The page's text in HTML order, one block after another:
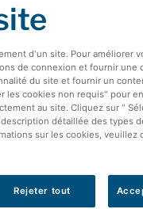
d'un site. Pour améliorer
de connexion et fournir une
du site et fournir un
les cookies non requis" pour
au site. Cliquez sur "
détaillée des types
sur les cookies, veuillez
Rejeter tout